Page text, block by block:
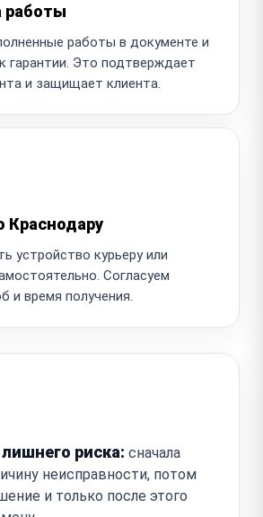
работы
работы в документе и
гарантии. Это подтверждает
и защищает клиента.
Краснодару
устройство курьеру или
Согласуем
и время получения.
риска: сначала
неисправности, потом
и только после этого